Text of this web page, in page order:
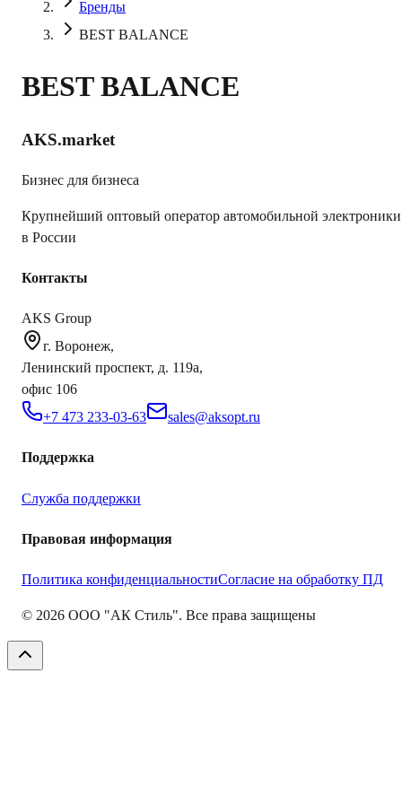
Бренды
BEST BALANCE
BEST BALANCE
AKS.market
Бизнес для бизнеса
Крупнейший оптовый оператор автомобильной электроники
в России
Контакты
AKS Group
г. Воронеж,
Ленинский проспект, д. 119а,
офис 106
+7 473 233-03-63
sales@aksopt.ru
Поддержка
Служба поддержки
Правовая информация
Политика конфиденциальностиСогласие на обработку ПД
© 2026 ООО "АК Стиль". Все права защищены